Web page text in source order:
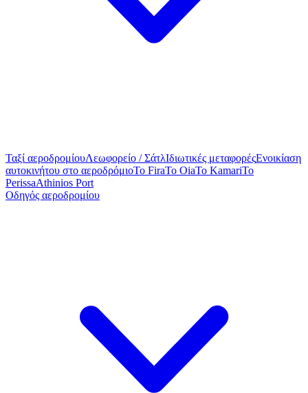
Ταξί αεροδρομίουΛεωφορείο / ΣάτλΙδιωτικές μεταφορέςΕνοικίαση
αυτοκινήτου στο αεροδρόμιοTo FiraTo OiaTo KamariTo
PerissaAthinios Port
Οδηγός αεροδρομίου